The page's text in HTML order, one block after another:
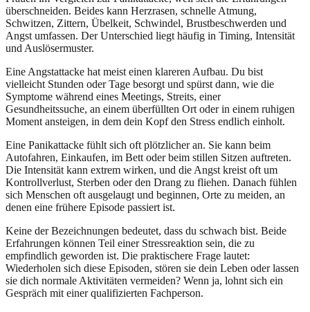
überschneiden. Beides kann Herzrasen, schnelle Atmung,
Schwitzen, Zittern, Übelkeit, Schwindel, Brustbeschwerden und
Angst umfassen. Der Unterschied liegt häufig in Timing, Intensität
und Auslösermuster.
Eine Angstattacke hat meist einen klareren Aufbau. Du bist
vielleicht Stunden oder Tage besorgt und spürst dann, wie die
Symptome während eines Meetings, Streits, einer
Gesundheitssuche, an einem überfüllten Ort oder in einem ruhigen
Moment ansteigen, in dem dein Kopf den Stress endlich einholt.
Eine Panikattacke fühlt sich oft plötzlicher an. Sie kann beim
Autofahren, Einkaufen, im Bett oder beim stillen Sitzen auftreten.
Die Intensität kann extrem wirken, und die Angst kreist oft um
Kontrollverlust, Sterben oder den Drang zu fliehen. Danach fühlen
sich Menschen oft ausgelaugt und beginnen, Orte zu meiden, an
denen eine frühere Episode passiert ist.
Keine der Bezeichnungen bedeutet, dass du schwach bist. Beide
Erfahrungen können Teil einer Stressreaktion sein, die zu
empfindlich geworden ist. Die praktischere Frage lautet:
Wiederholen sich diese Episoden, stören sie dein Leben oder lassen
sie dich normale Aktivitäten vermeiden? Wenn ja, lohnt sich ein
Gespräch mit einer qualifizierten Fachperson.